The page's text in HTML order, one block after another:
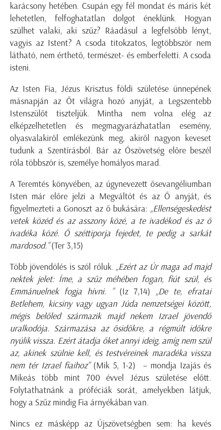
karácsony hetében. Csupán egy fél mondat és máris két
lehetetlen, felfoghatatlan dolgot éneklünk. Hogyan
szülhet valaki, aki szűz? Ráadásul a legfelsőbb lényt,
vagyis az Istent? A csoda titokzatos, legtöbbször nem
látható, nem érthető, természet- és emberfeletti. A csoda
isteni.
Az Isten Fia, Jézus Krisztus földi születése ünnepének
másnapján az Őt világra hozó anyját, a Legszentebb
Istenszülőt tiszteljük. Mintha nem volna elég az
elképzelhetetlen és megmagyarázhatatlan esemény,
olyasvalakiről emlékezünk meg, akiről nagyon keveset
tudunk a Szentírásból. Bár az Ószövetség előre beszél
róla többször is, személye homályos marad.
A Teremtés könyvében, az úgynevezett ősevangéliumban
Isten már előre jelzi a Megváltót és az Ő anyját, és
figyelmezteti a Gonoszt az ő bukására: „Ellenségeskedést
vetek közéd és az asszony közé, a te ivadékod és az ő
ivadéka közé. Ő széttiporja fejedet, te pedig a sarkát
mardosod.”(Ter 3,15)
Több jövendölés is szól róluk. „Ezért az Úr maga ad majd
nektek jelet: Íme, a szűz méhében fogan, fiút szül, és
Emmánuelnek fogja hívni. ”(Iz 7,14) „De te, efratai
Betlehem, kicsiny vagy ugyan Júda nemzetségei között,
mégis belőled származik majd nekem Izrael jövendő
uralkodója. Származása az ősidőkre, a régmúlt időkre
nyúlik vissza. Ezért átadja őket annyi ideig, amíg nem szül
az, akinek szülnie kell, és testvéreinek maradéka vissza
nem tér Izrael fiaihoz”(Mik 5, 1-2) – mondja Izajás és
Mikeás több mint 700 évvel Jézus születése előtt.
Folytathatnánk a próféciák sorát, amelyekben látjuk,
hogy a Szűz mindig Fia árnyékában van.
Nincs ez másképp az Újszövetségben sem: ha kevés